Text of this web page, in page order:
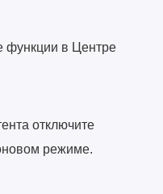
функции в Центре
отключите
режиме.